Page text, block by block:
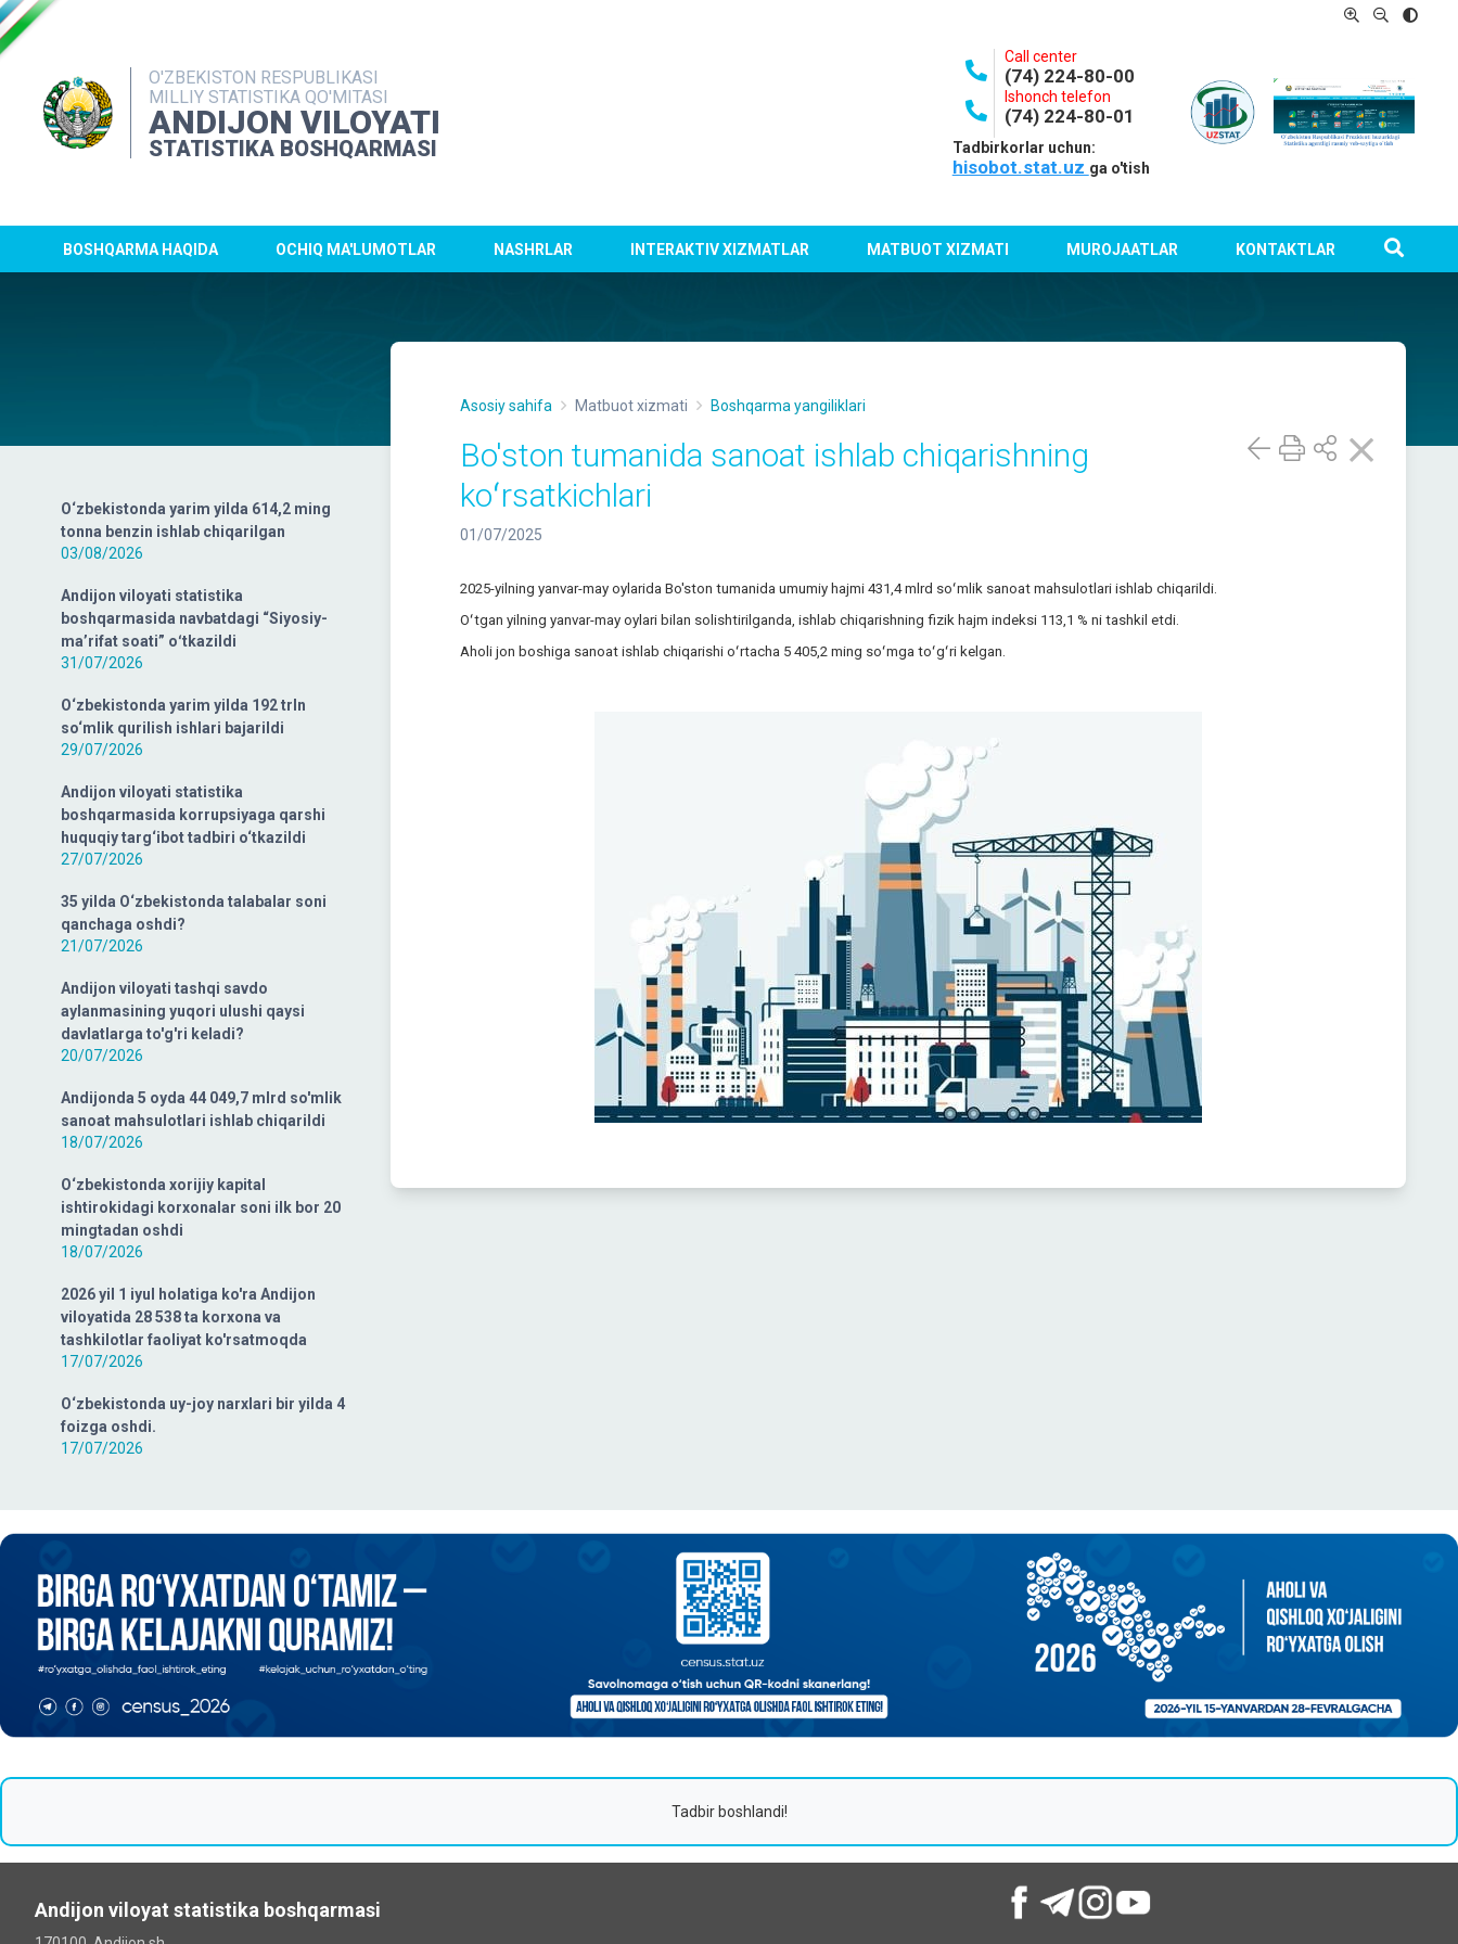
O'ZBEKISTON RESPUBLIKASI
MILLIY STATISTIKA QO'MITASI
ANDIJON VILOYATI
STATISTIKA BOSHQARMASI
Call center
(74) 224-80-00
Ishonch telefon
(74) 224-80-01
Tadbirkorlar uchun:
hisobot.stat.uz ga o'tish
BOSHQARMA HAQIDA OCHIQ MA'LUMOTLAR NASHRLAR INTERAKTIV XIZMATLAR MATBUOT XIZMATI MUROJAATLAR KONTAKTLAR
O‘zbekistonda yarim yilda 614,2 ming
tonna benzin ishlab chiqarilgan
03/08/2026
Andijon viloyati statistika
boshqarmasida navbatdagi “Siyosiy-
ma’rifat soati” oʻtkazildi
31/07/2026
O‘zbekistonda yarim yilda 192 trln
so‘mlik qurilish ishlari bajarildi
29/07/2026
Andijon viloyati statistika
boshqarmasida korrupsiyaga qarshi
huquqiy targ‘ibot tadbiri o‘tkazildi
27/07/2026
35 yilda O‘zbekistonda talabalar soni
qanchaga oshdi?
21/07/2026
Andijon viloyati tashqi savdo
aylanmasining yuqori ulushi qaysi
davlatlarga to'g'ri keladi?
20/07/2026
Andijonda 5 oyda 44 049,7 mlrd so'mlik
sanoat mahsulotlari ishlab chiqarildi
18/07/2026
O‘zbekistonda xorijiy kapital
ishtirokidagi korxonalar soni ilk bor 20
mingtadan oshdi
18/07/2026
2026 yil 1 iyul holatiga ko'ra Andijon
viloyatida 28 538 ta korxona va
tashkilotlar faoliyat ko'rsatmoqda
17/07/2026
O‘zbekistonda uy-joy narxlari bir yilda 4
foizga oshdi.
17/07/2026
Asosiy sahifa Matbuot xizmati Boshqarma yangiliklari
Bo'ston tumanida sanoat ishlab chiqarishning
koʻrsatkichlari
01/07/2025
2025-yilning yanvar-may oylarida Bo'ston tumanida umumiy hajmi 431,4 mlrd soʻmlik sanoat mahsulotlari ishlab chiqarildi.
Oʻtgan yilning yanvar-may oylari bilan solishtirilganda, ishlab chiqarishning fizik hajm indeksi 113,1 % ni tashkil etdi.
Aholi jon boshiga sanoat ishlab chiqarishi oʻrtacha 5 405,2 ming soʻmga toʻgʻri kelgan.
Tadbir boshlandi!
Andijon viloyat statistika boshqarmasi